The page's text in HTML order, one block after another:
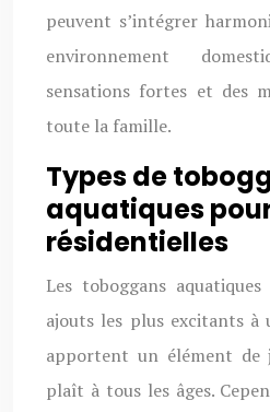
peuvent s’intégrer
environnement
sensations fortes et des
toute la famille.
Types de
aquatiques
résidentielles
Les toboggans
ajouts les plus excitants à
apportent un élément de
plaît à tous les âges.